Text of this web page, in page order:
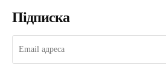
Підписка